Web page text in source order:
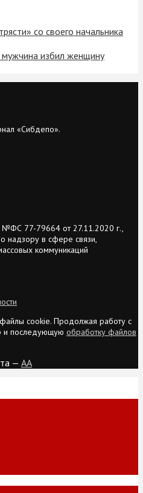
со своего начальника
избил женщину
«Сибдепо».
77-79664 от 27.11.2020 г.,
надзору в сфере связи,
коммуникаций
cookie. Продолжая работу с
и последующую обработку файлов
— AA